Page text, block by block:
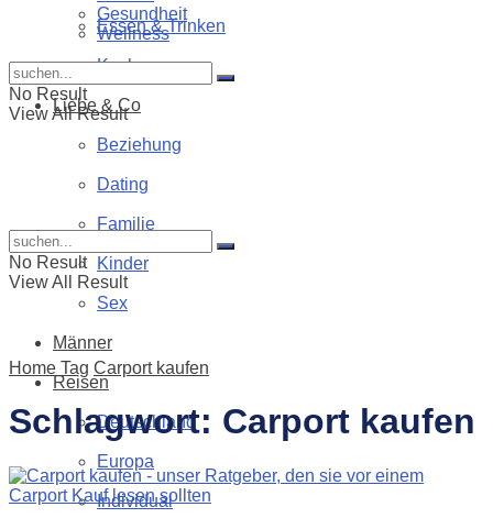
Essen & Trinken
Kochen
Liebe & Co
Beziehung
Dating
Familie
Kinder
Sex
Männer
Reisen
Deutschland
Europa
Individual
Gesundheit
Wellness
No Result
View All Result
No Result
View All Result
Home Tag Carport kaufen
Schlagwort: Carport kaufen